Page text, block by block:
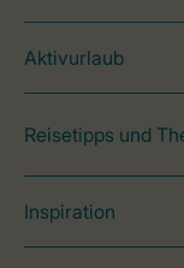
Aktivurlaub
Reisetipps und
Inspiration